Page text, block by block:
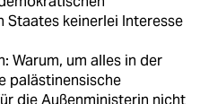
Staates keinerlei Interesse
Warum, um alles in der
palästinensische
die Außenministerin nicht